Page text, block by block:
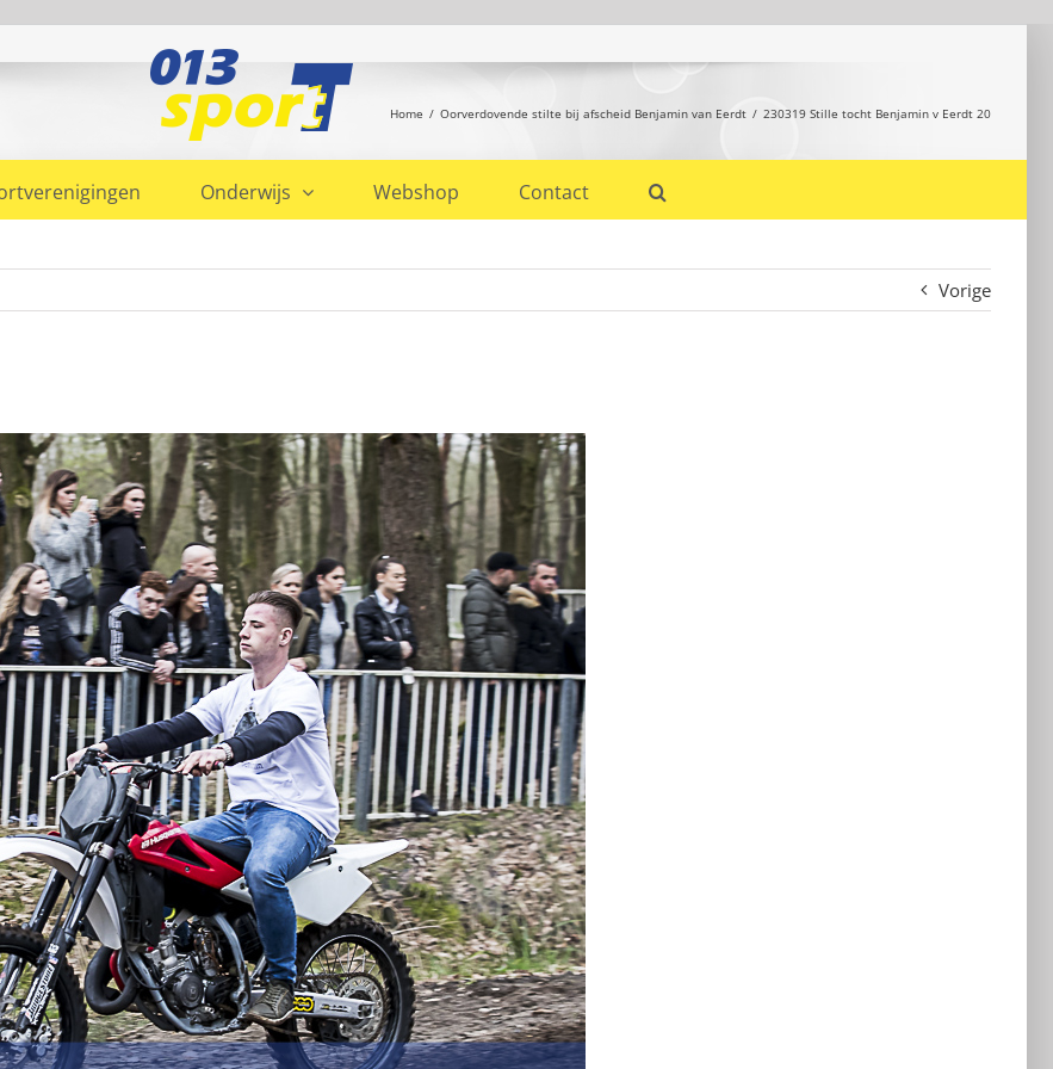
Onderwijs Webshop Contact
Home Oorverdovende stilte bij afscheid Benjamin van Eerdt 230319 Stille tocht Benjamin v Eerdt 20
Vorige